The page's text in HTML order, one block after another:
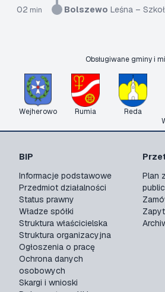
02 min Bolszewo Leśna –
Obsługiwane gminy i
Wejherowo Rumia Reda
BIP
Informacje podstawowe
Przedmiot działalności
Status prawny
Władze spółki
Struktura właścicielska
Struktura organizacyjna
Ogłoszenia o pracę
Ochrona danych
osobowych
Skargi i wnioski
Plan